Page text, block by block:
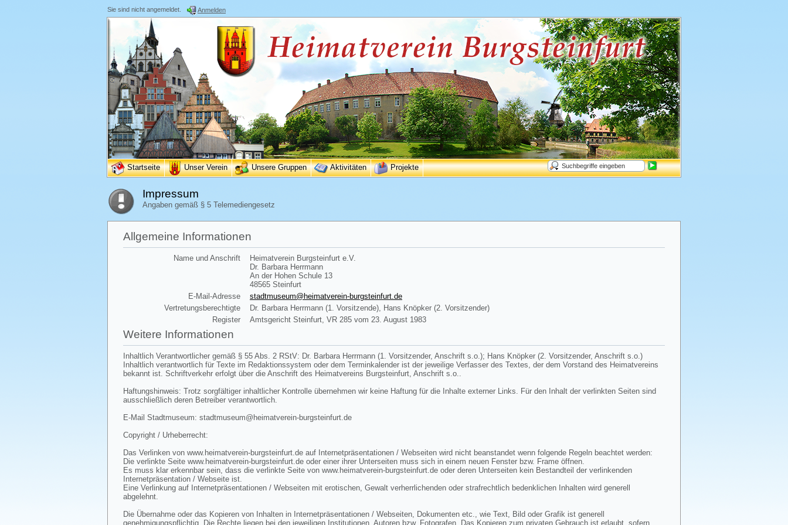
Sie sind nicht angemeldet. Anmelden
Startseite Unser Verein Unsere Gruppen Aktivitäten Projekte
Impressum
Angaben gemäß § 5 Telemediengesetz
Allgemeine Informationen
Name und Anschrift
Heimatverein Burgsteinfurt e.V.
Dr. Barbara Herrmann
An der Hohen Schule 13
48565 Steinfurt
E-Mail-Adresse
stadtmuseum@heimatverein-burgsteinfurt.de
Vertretungsberechtigte
Dr. Barbara Herrmann (1. Vorsitzende), Hans Knöpker (2. Vorsitzender)
Register
Amtsgericht Steinfurt, VR 285 vom 23. August 1983
Weitere Informationen
Inhaltlich Verantwortlicher gemäß § 55 Abs. 2 RStV: Dr. Barbara Herrmann (1. Vorsitzender, Anschrift s.o.); Hans Knöpker (2. Vorsitzender, Anschrift s.o.)
Inhaltlich verantwortlich für Texte im Redaktionssystem oder dem Terminkalender ist der jeweilige Verfasser des Textes, der dem Vorstand des Heimatvereins
bekannt ist. Schriftverkehr erfolgt über die Anschrift des Heimatvereins Burgsteinfurt, Anschrift s.o..
Haftungshinweis: Trotz sorgfältiger inhaltlicher Kontrolle übernehmen wir keine Haftung für die Inhalte externer Links. Für den Inhalt der verlinkten Seiten sind
ausschließlich deren Betreiber verantwortlich.
E-Mail Stadtmuseum: stadtmuseum@heimatverein-burgsteinfurt.de
Copyright / Urheberrecht:
Das Verlinken von www.heimatverein-burgsteinfurt.de auf Internetpräsentationen / Webseiten wird nicht beanstandet wenn folgende Regeln beachtet werden:
Die verlinkte Seite www.heimatverein-burgsteinfurt.de oder einer ihrer Unterseiten muss sich in einem neuen Fenster bzw. Frame öffnen.
Es muss klar erkennbar sein, dass die verlinkte Seite von www.heimatverein-burgsteinfurt.de oder deren Unterseiten kein Bestandteil der verlinkenden
Internetpräsentation / Webseite ist.
Eine Verlinkung auf Internetpräsentationen / Webseiten mit erotischen, Gewalt verherrlichenden oder strafrechtlich bedenklichen Inhalten wird generell
abgelehnt.
Die Übernahme oder das Kopieren von Inhalten in Internetpräsentationen / Webseiten, Dokumenten etc., wie Text, Bild oder Grafik ist generell
genehmigungspflichtig. Die Rechte liegen bei den jeweiligen Institutionen, Autoren bzw. Fotografen. Das Kopieren zum privaten Gebrauch ist erlaubt, sofern